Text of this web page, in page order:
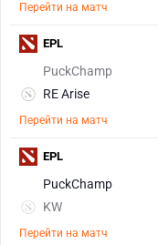
Перейти на матч
PuckChamp
RE Arise
Перейти на матч
EPL
PuckChamp
KW
Перейти на матч
EPL